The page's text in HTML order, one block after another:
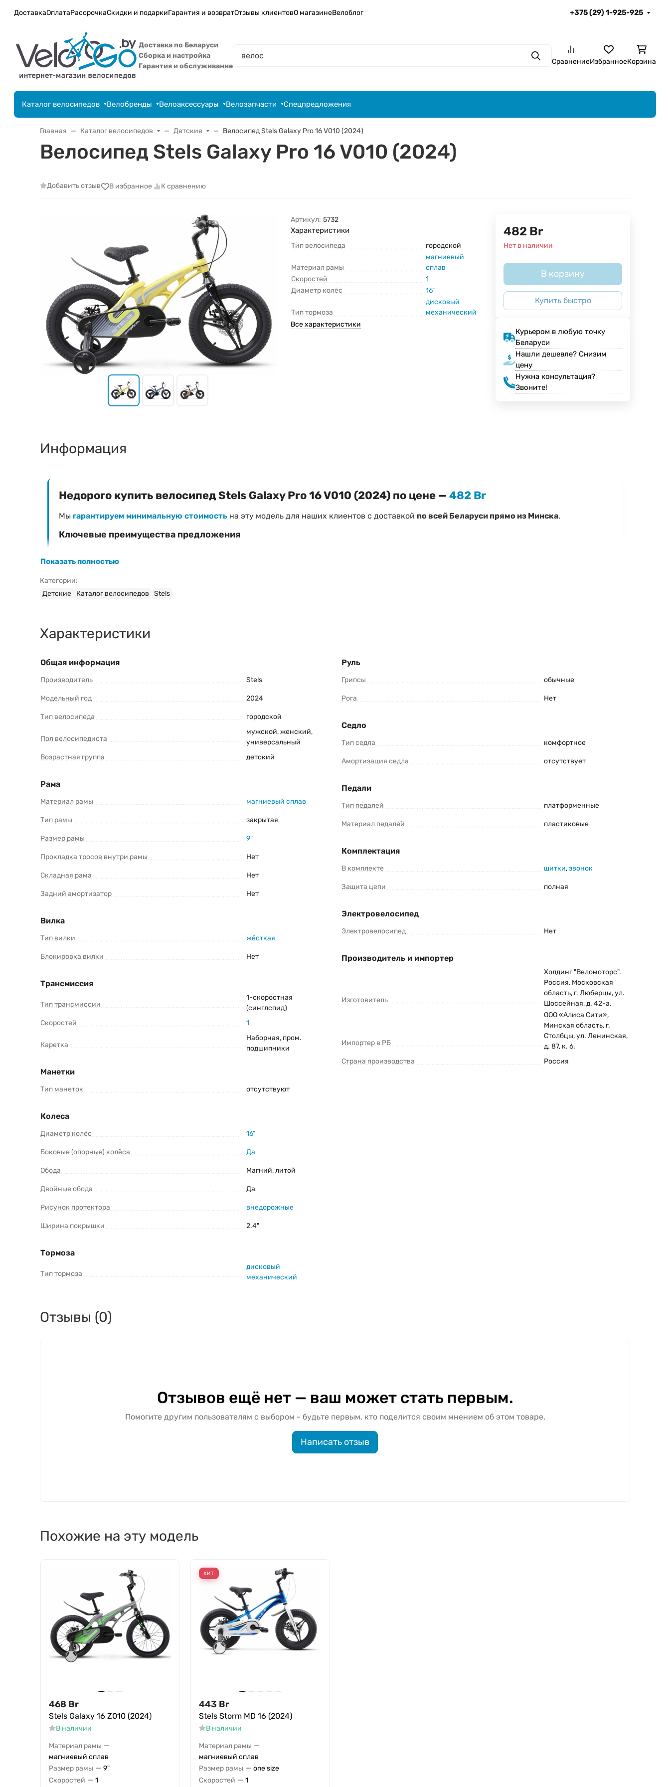
ДоставкаОплатаРассрочкаСкидки и подаркиГарантия и возвратОтзывы клиентовО магазинеВелоблог +375 (29) 1-925-925
Доставка по Беларуси
Сборка и настройка
Гарантия и обслуживание
ПоискСравнениеИзбранноеКорзина
Каталог велосипедов Велобренды Велоаксессуары Велозапчасти Спецпредложения
Главная Каталог велосипедов Детские Велосипед Stels Galaxy Pro 16 V010 (2024)
Велосипед Stels Galaxy Pro 16 V010 (2024)
Добавить отзыв В избранное К сравнению
Артикул: 5732
Характеристики
Тип велосипеда городской
Материал рамы
магниевый
сплав
Скоростей
1
Диаметр колёс
16"
Тип тормоза
дисковый
механический
Все характеристики
482 Br
Нет в наличии
В корзину
Купить быстро
Курьером в любую точку
Беларуси
Нашли дешевле? Снизим
цену
Нужна консультация?
Звоните!
Информация
Недорого купить велосипед Stels Galaxy Pro 16 V010 (2024) по цене — 482 Br
Мы гарантируем минимальную стоимость на эту модель для наших клиентов с доставкой по всей Беларуси прямо из Минска.
Ключевые преимущества предложения
Затрудняетесь с выбором модели?
Свяжитесь с консультантом для быстрого ответа!
Наш менеджер поможет подтвердить наличие, уточнить характеристики Stels
Galaxy Pro 16 V010 (2024) и оформить заказ.
Консультация и оформление заказа:
+375 (29) 1-925-925
*Информация о товаре предоставлена для ознакомления. Производители оставляют за собой право изменять внешний вид, характеристики и комплектацию товара предварительно не уведомляя
продавцов и потребителей. Прежде чем купить Stels Galaxy Pro 16 V010 (2024) уточните все важные для вас параметры велосипеда.
Показать полностью
Категории:
Детские
Каталог велосипедов Stels
Характеристики
Общая информация
Производитель Stels
Модельный год 2024
Тип велосипеда городской
Пол велосипедиста
мужской, женский,
универсальный
Возрастная группа
детский
Рама
Материал рамы магниевый сплав
Тип рамы закрытая
Размер рамы 9"
Прокладка тросов внутри рамы Нет
Складная рама Нет
Задний амортизатор Нет
Вилка
Тип вилки жёсткая
Блокировка вилки Нет
Трансмиссия
Тип трансмиссии
1-скоростная
(синглспид)
Скоростей
1
Каретка
Наборная, пром.
подшипники
Манетки
Тип манеток отсутствуют
Колеса
Диаметр колёс 16"
Боковые (опорные) колёса Да
Обода Магний, литой
Двойные обода Да
Рисунок протектора внедорожные
Ширина покрышки 2.4"
Тормоза
Тип тормоза
дисковый
механический
Руль
Грипсы обычные
Рога Нет
Седло
Тип седла комфортное
Амортизация седла отсутствует
Педали
Тип педалей платформенные
Материал педалей пластиковые
Комплектация
В комплекте щитки,звонок
Защита цепи полная
Электровелосипед
Электровелосипед Нет
Производитель и импортер
Изготовитель
Холдинг "Веломоторс".
Россия, Московская
область, г. Люберцы, ул.
Шоссейная, д. 42-а.
Импортер в РБ
ООО «Алиса Сити»,
Минская область, г.
Столбцы, ул. Ленинская,
д. 87, к. 6.
Страна производства
Россия
Отзывы (0)
Отзывов ещё нет — ваш может стать первым.
Помогите другим пользователям с выбором - будьте первым, кто поделится своим мнением об этом товаре.
Написать отзыв
Похожие на эту модель
468 Br
Stels Galaxy 16 Z010 (2024)
В наличии
Материал рамы —
магниевый сплав
Размер рамы — 9"
Скоростей — 1
ХИТ
443 Br
Stels Storm MD 16 (2024)
В наличии
Материал рамы —
магниевый сплав
Размер рамы — one size
Скоростей — 1